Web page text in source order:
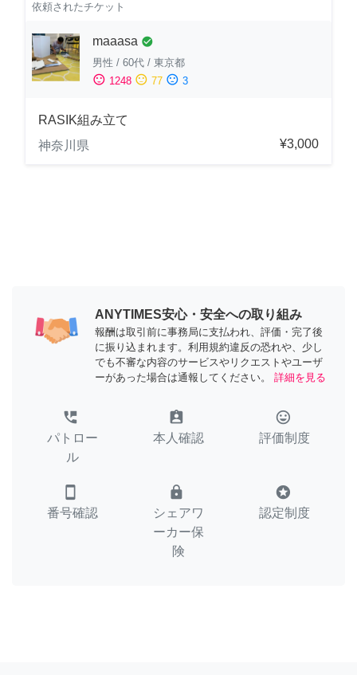
依頼されたチケット
maaasa check_circle
男性 / 60代 / 東京都
sentiment_satisfied 1248 sentiment_neutral 77 sentiment_dissatisfied 3
RASIK組み立て
神奈川県
¥3,000
ANYTIMES安心・安全への取り組み
報酬は取引前に事務局に支払われ、評価・完了後
に振り込まれます。利用規約違反の恐れや、少し
でも不審な内容のサービスやリクエストやユーザ
ーがあった場合は通報してください。
詳細を見る
perm_phone_msg
パトロー
ル
assignment_ind
本人確認
tag_faces
評価制度
smartphone
番号確認
lock
シェアワ
ーカー保
険
stars
認定制度